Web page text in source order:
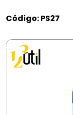
Código: PS27